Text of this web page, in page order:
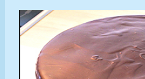
A
R
P
O
N